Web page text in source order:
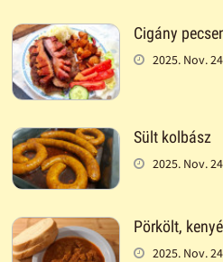
Cigány
2025. Nov.
Sült kolbász
2025. Nov.
Pörkölt,
2025. Nov.